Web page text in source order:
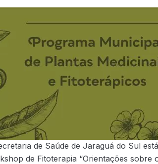
de Saúde de Jaraguá do Sul
de Fitoterapia “Orientações sobre